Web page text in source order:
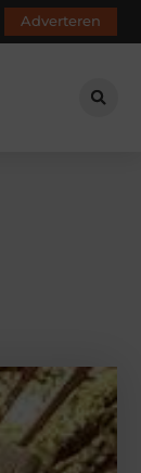
Adverteren